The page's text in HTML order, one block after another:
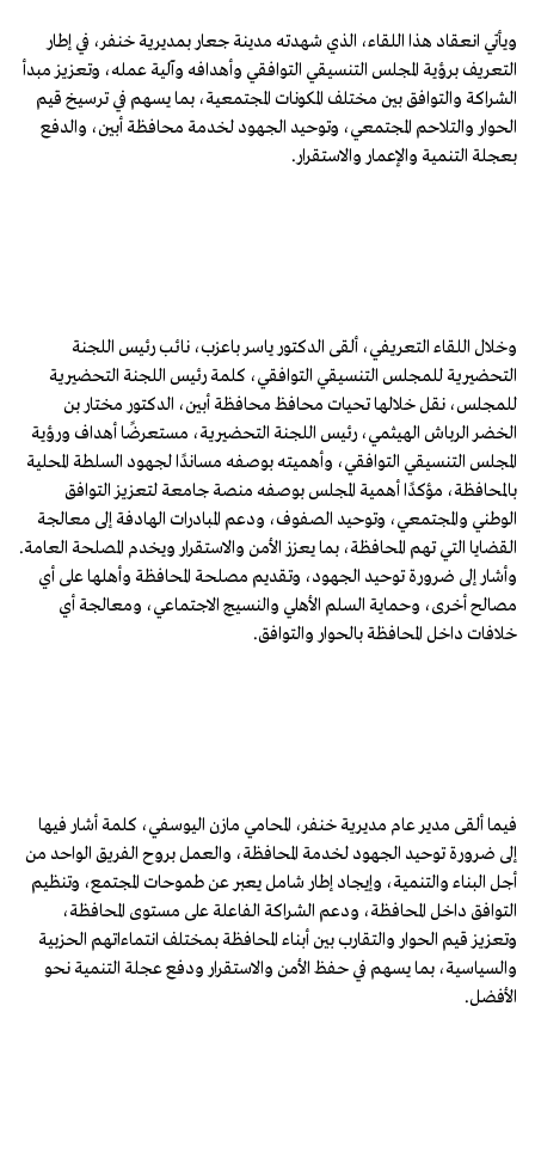
ويأتي انعقاد هذا اللقاء، الذي شهدته مدينة جعار بمديرية خنفر، في إطار
التعريف برؤية المجلس التنسيقي التوافقي وأهدافه وآلية عمله، وتعزيز مبدأ
الشراكة والتوافق بين مختلف المكونات المجتمعية، بما يسهم في ترسيخ قيم
الحوار والتلاحم المجتمعي، وتوحيد الجهود لخدمة محافظة أبين، والدفع
بعجلة التنمية والإعمار والاستقرار.
وخلال اللقاء التعريفي، ألقى الدكتور ياسر باعزب، نائب رئيس اللجنة
التحضيرية للمجلس التنسيقي التوافقي، كلمة رئيس اللجنة التحضيرية
للمجلس، نقل خلالها تحيات محافظ محافظة أبين، الدكتور مختار بن
الخضر الرباش الهيثمي، رئيس اللجنة التحضيرية، مستعرضًا أهداف ورؤية
المجلس التنسيقي التوافقي، وأهميته بوصفه مساندًا لجهود السلطة المحلية
بالمحافظة، مؤكدًا أهمية المجلس بوصفه منصة جامعة لتعزيز التوافق
الوطني والمجتمعي، وتوحيد الصفوف، ودعم المبادرات الهادفة إلى معالجة
القضايا التي تهم المحافظة، بما يعزز الأمن والاستقرار ويخدم المصلحة العامة.
وأشار إلى ضرورة توحيد الجهود، وتقديم مصلحة المحافظة وأهلها على أي
مصالح أخرى، وحماية السلم الأهلي والنسيج الاجتماعي، ومعالجة أي
خلافات داخل المحافظة بالحوار والتوافق.
فيما ألقى مدير عام مديرية خنفر، المحامي مازن اليوسفي، كلمة أشار فيها
إلى ضرورة توحيد الجهود لخدمة المحافظة، والعمل بروح الفريق الواحد من
أجل البناء والتنمية، وإيجاد إطار شامل يعبر عن طموحات المجتمع، وتنظيم
التوافق داخل المحافظة، ودعم الشراكة الفاعلة على مستوى المحافظة،
وتعزيز قيم الحوار والتقارب بين أبناء المحافظة بمختلف انتماءاتهم الحزبية
والسياسية، بما يسهم في حفظ الأمن والاستقرار ودفع عجلة التنمية نحو
الأفضل.